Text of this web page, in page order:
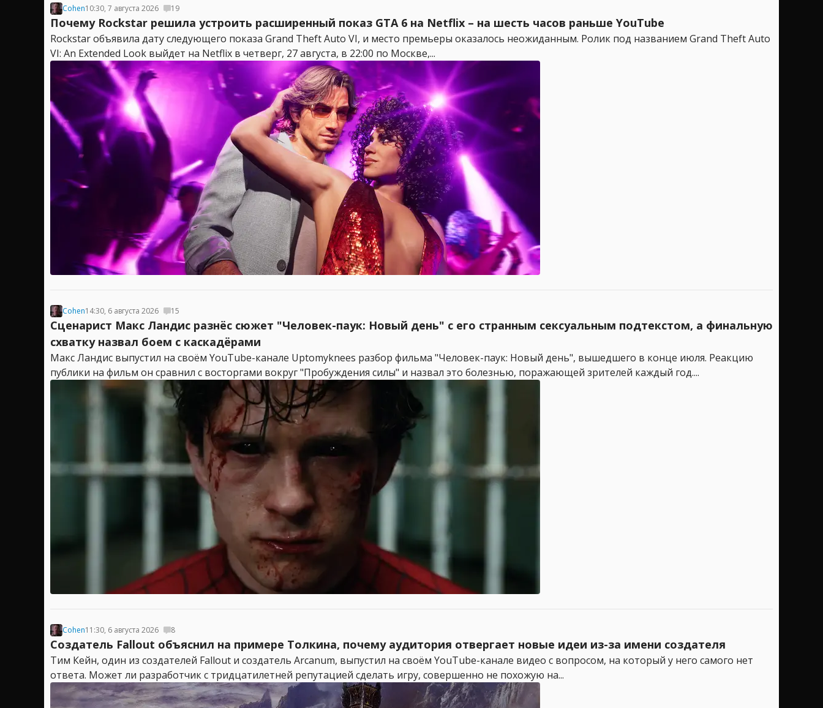
Cohen10:30, 7 августа 2026 19
Почему Rockstar решила устроить расширенный показ GTA 6 на Netflix – на шесть часов раньше YouTube
Rockstar объявила дату следующего показа Grand Theft Auto VI, и место премьеры оказалось неожиданным. Ролик под названием Grand Theft Auto
VI: An Extended Look выйдет на Netflix в четверг, 27 августа, в 22:00 по Москве,...
Cohen14:30, 6 августа 2026 15
Сценарист Макс Ландис разнёс сюжет "Человек-паук: Новый день" с его странным сексуальным подтекстом, а финальную
схватку назвал боем с каскадёрами
Макс Ландис выпустил на своём YouTube-канале Uptomyknees разбор фильма "Человек-паук: Новый день", вышедшего в конце июля. Реакцию
публики на фильм он сравнил с восторгами вокруг "Пробуждения силы" и назвал это болезнью, поражающей зрителей каждый год....
Cohen11:30, 6 августа 2026 8
Создатель Fallout объяснил на примере Толкина, почему аудитория отвергает новые идеи из-за имени создателя
Тим Кейн, один из создателей Fallout и создатель Arcanum, выпустил на своём YouTube-канале видео с вопросом, на который у него самого нет
ответа. Может ли разработчик с тридцатилетней репутацией сделать игру, совершенно не похожую на...